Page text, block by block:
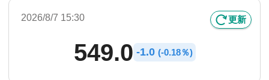
2026/8/7 15:30 更新
549.0 -1.0 (-0.18％)